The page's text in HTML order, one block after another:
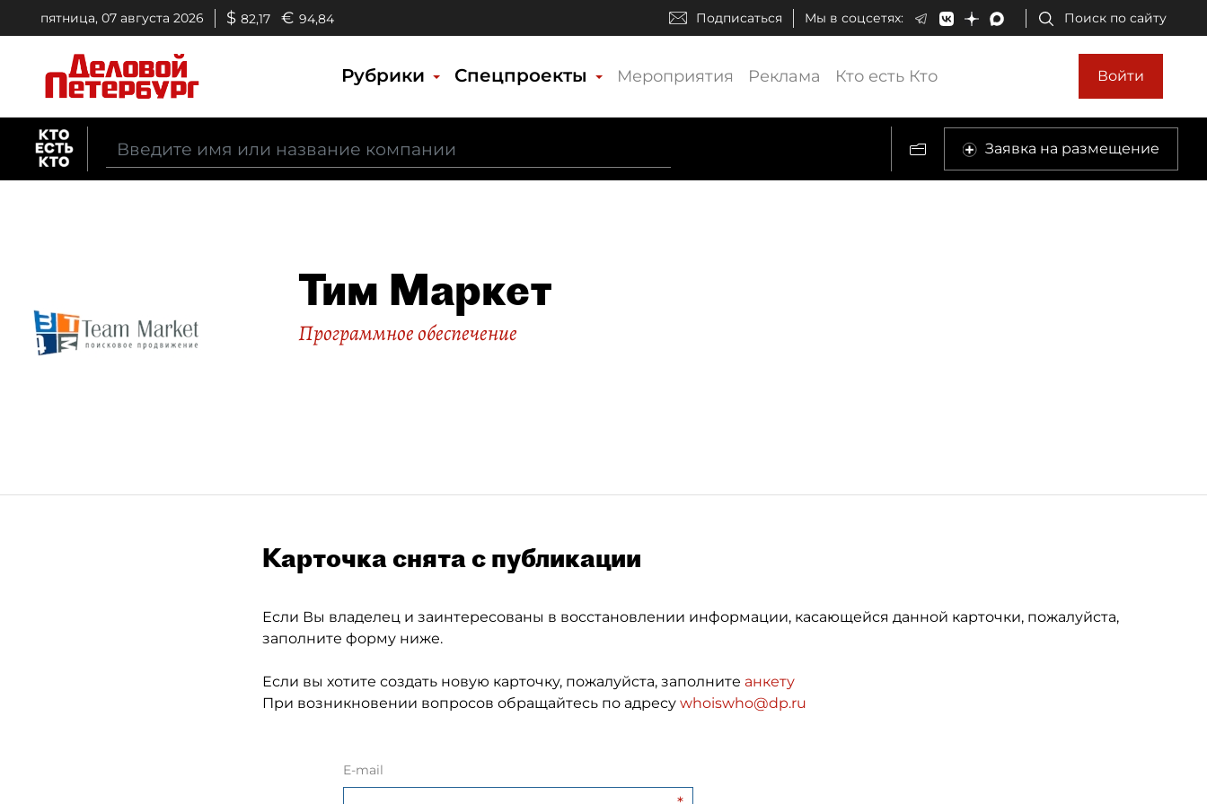
пятница, 07 августа 2026 $ 82,17 € 94,84 Подписаться Мы в соцсетях: Поиск по сайту
Рубрики Спецпроекты Мероприятия Реклама Кто есть Кто Войти
Заявка на размещение
Тим Маркет
Программное обеспечение
Карточка снята с публикации
Если Вы владелец и заинтересованы в восстановлении информации, касающейся данной карточки, пожалуйста,
заполните форму ниже.
Если вы хотите создать новую карточку, пожалуйста, заполните анкету
При возникновении вопросов обращайтесь по адресу whoiswho@dp.ru
E-mail